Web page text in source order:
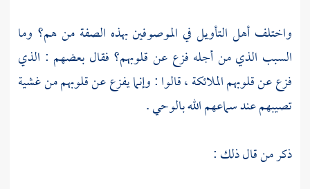
واختلف أهل التأويل في الموصوفين بهذه الصفة من هم؟ وما
السبب الذي من أجله فزع عن قلوبهم؟ فقال بعضهم : الذي
فزع عن قلوبهم الملائكة ، قالوا : وإنما يفزع عن قلوبهم من غشية
تصيبهم عند سماعهم الله بالوحي .
ذكر من قال ذلك :